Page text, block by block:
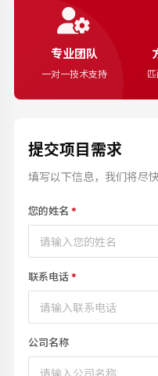
提交项目需求
填写以下信息，我们将尽
您的姓名 *
联系电话*
公司名称
专业团队
一对一技术支持